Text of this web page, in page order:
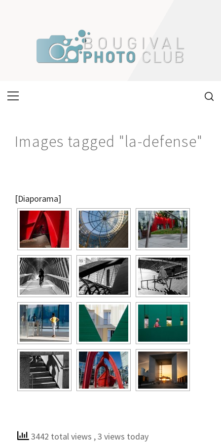
Primary
Images tagged "la-defense"
[Diaporama]
3442 total views , 3 views today